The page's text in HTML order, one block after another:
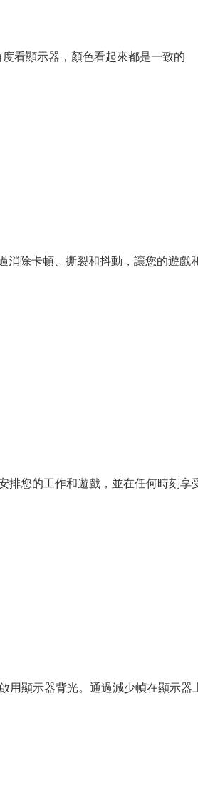
看顯示器，顏色看起來都是一致的
除卡頓、撕裂和抖動，讓您的遊
排您的工作和遊戲，並在任何時刻享
顯示器背光。通過減少幀在顯示器